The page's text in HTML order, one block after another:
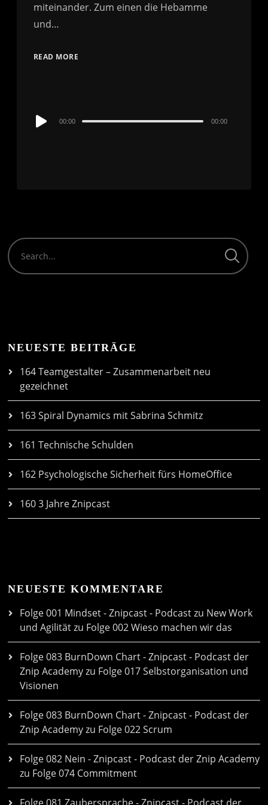
miteinander. Zum einen die Hebamme
und…
READ MORE
Audio
00:00 00:00
NEUESTE BEITRÄGE
164 Teamgestalter – Zusammenarbeit neu
gezeichnet
163 Spiral Dynamics mit Sabrina Schmitz
161 Technische Schulden
162 Psychologische Sicherheit fürs HomeOffice
160 3 Jahre Znipcast
NEUESTE KOMMENTARE
Folge 001 Mindset - Znipcast - Podcast zu New Work
und Agilitätzu Folge 002 Wieso machen wir das
Folge 083 BurnDown Chart - Znipcast - Podcast der
Znip Academyzu Folge 017 Selbstorganisation und
Visionen
Folge 083 BurnDown Chart - Znipcast - Podcast der
Znip Academyzu Folge 022 Scrum
Folge 082 Nein - Znipcast - Podcast der Znip Academy
zu Folge 074 Commitment